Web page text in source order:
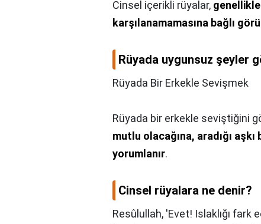
Cinsel içerikli rüyalar,
karşılanamamasına bağlı
Rüyada uygunsuz şeyler
Rüyada Bir Erkekle Sevişmek
Rüyada bir erkekle seviştiğini
mutlu olacağına, aradığı aşkı
yorumlanır.
Cinsel rüyalara ne denir?
Resûlullah, 'Evet! Islaklığı fark